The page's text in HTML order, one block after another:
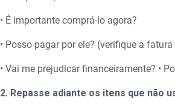
• É importante comprá-lo agora?
• Posso pagar por ele? (verifique a
• Vai me prejudicar financeiramente? •
2. Repasse adiante os itens que não